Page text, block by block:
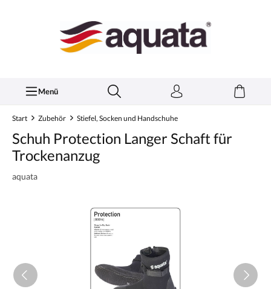
Menü
Start Zubehör Stiefel, Socken und Handschuhe
Schuh Protection Langer Schaft für
Trockenanzug
aquata